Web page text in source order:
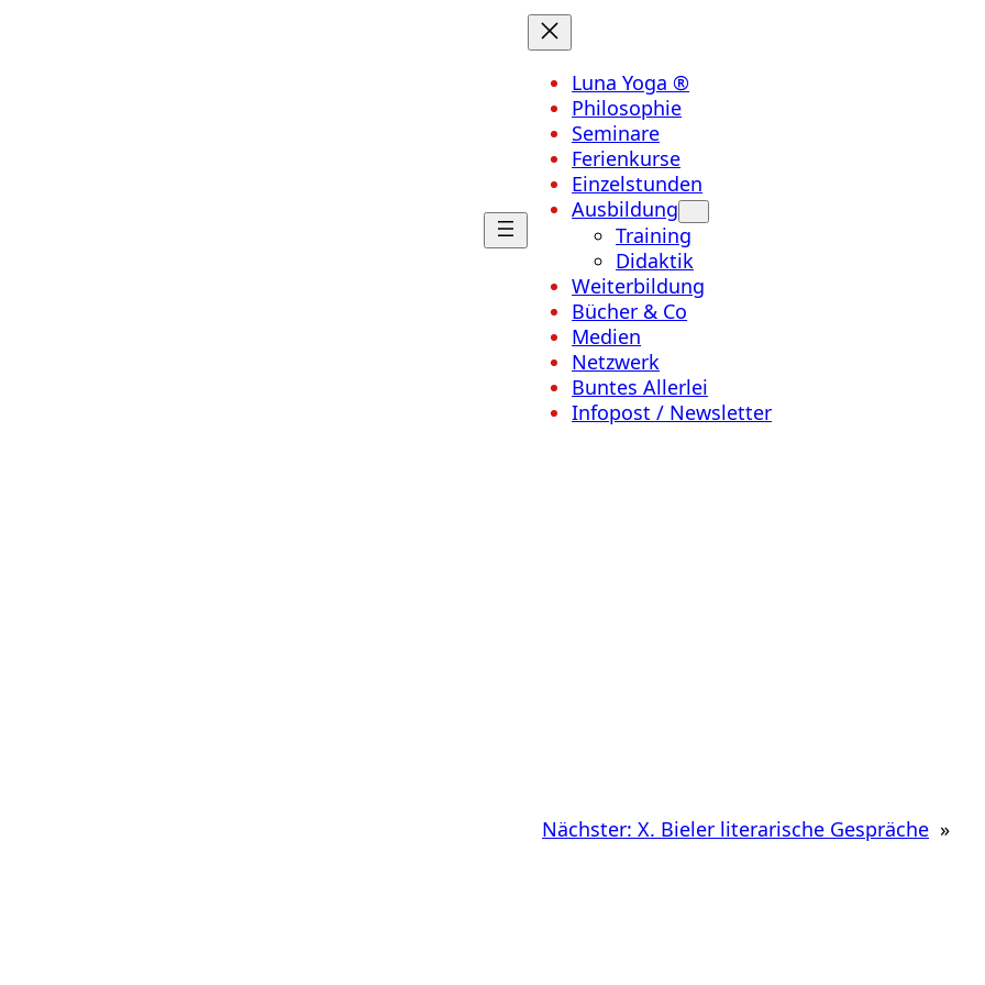
Luna Yoga ®
Philosophie
Seminare
Ferienkurse
Einzelstunden
Ausbildung
Training
Didaktik
Weiterbildung
Bücher & Co
Medien
Netzwerk
Buntes Allerlei
Infopost / Newsletter
Nächster: X. Bieler literarische Gespräche »